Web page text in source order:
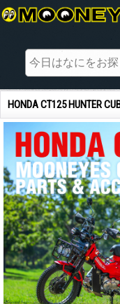
HONDA CT125 HUNTER